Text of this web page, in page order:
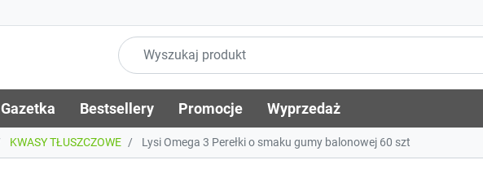
Gazetka Bestsellery Promocje Wyprzedaż
KWASY TŁUSZCZOWE Lysi Omega 3 Perełki o smaku gumy balonowej 60 szt